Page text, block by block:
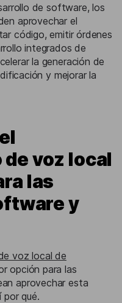
de software, los
aprovechar el
código, emitir órdenes
integrados de
la generación de
y mejorar la
voz local
las
y
voz local de
opción para las
aprovechar esta
por qué.